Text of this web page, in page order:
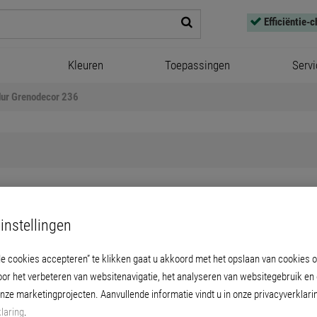
Efficiëntie-
Kleuren Toepassingen
Grenodecor 236
Lignodur Grenodecor 236
stoffenarme, waterdampdoorlatende
en kleurrijke vormgeving van
cookies accepteren” te klikken gaat u akkoord met het opslaan van cookies
het verbeteren van websitenavigatie, het analyseren van websitegebruik en
marketingprojecten. Aanvullende informatie vindt u in onze
.